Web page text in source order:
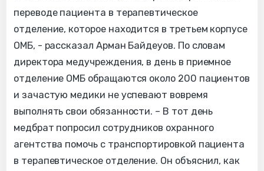
переводе пациента в терапевтическое
отделение, которое находится в третьем корпусе
ОМБ, - рассказал Арман Байдеуов. По словам
директора медучреждения, в день в приемное
отделение ОМБ обращаются около 200 пациентов
и зачастую медики не успевают вовремя
выполнять свои обязанности. – В тот день
медбрат попросил сотрудников охранного
агентства помочь с транспортировкой пациента
в терапевтическое отделение. Он объяснил, как